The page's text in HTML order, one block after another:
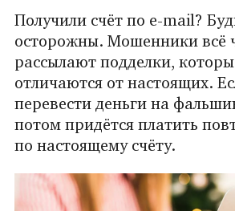
Получили счёт по e-mail?
осторожны. Мошенники всё
рассылают подделки,
отличаются от настоящих.
перевести деньги на
потом придётся платить
по настоящему счёту.